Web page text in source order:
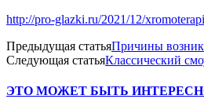
http://pro-glazki.ru/2021/12/
Предыдущая статьяПричины
Следующая статьяКлассический
ЭТО МОЖЕТ БЫТЬ